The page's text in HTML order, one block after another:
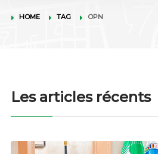
HOME TAG OPN
Les articles récents